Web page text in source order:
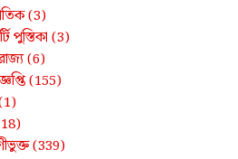
(3)
পুস্তিকা (3)
(6)
(155)
(339)